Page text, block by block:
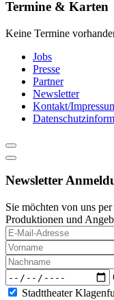
Termine & Karten
Keine Termine
Jobs
Presse
Partner
Newsletter
Kontakt/
Newsletter
Sie möchten von uns
Produktionen und
Stadttheater